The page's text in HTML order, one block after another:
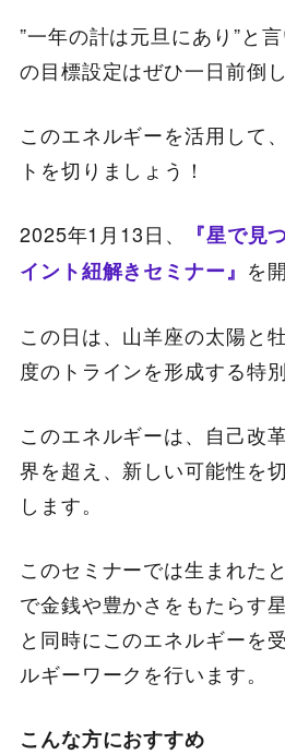
”一年の計は元旦にあり”と
の目標設定はぜひ一日前倒し
このエネルギーを活用して
トを切りましょう！
2025年1月13日、
『星で見
イント紐解きセミナー』 を
この日は、山羊座の太陽と
度のトラインを形成する特別
このエネルギーは、自己改
界を超え、新しい可能性を
します。
このセミナーでは生まれた
で金銭や豊かさをもたらす
と同時にこのエネルギーを
ルギーワークを行います。
こんな方におすすめ